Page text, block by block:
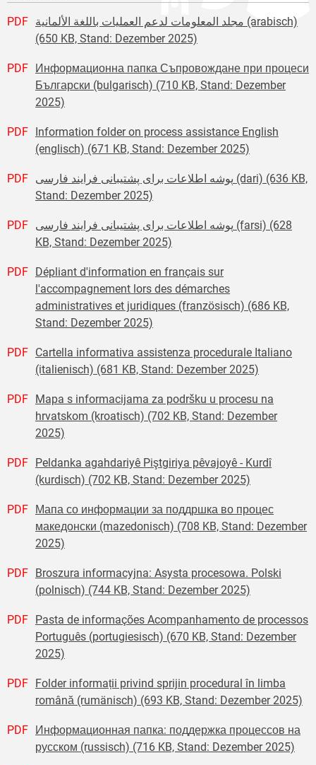
PDF مجلد المعلومات لدعم العمليات باللغة الألمانية (arabisch)
(650 KB, Stand: Dezember 2025)
PDF
Информационна папка Съпровождане при процеси
Български (bulgarisch) (710 KB, Stand: Dezember
2025)
PDF
Information folder on process assistance English
(englisch) (671 KB, Stand: Dezember 2025)
PDF پوشه اطلاعات برای پشتیبانی فرایند فارسی (dari) (636 KB,
Stand: Dezember 2025)
PDF پوشه اطلاعات برای پشتیبانی فرایند فارسی (farsi) (628
KB, Stand: Dezember 2025)
PDF
Dépliant d'information en français sur
l'accompagnement lors des démarches
administratives et juridiques (französisch) (686 KB,
Stand: Dezember 2025)
PDF Cartella informativa assistenza procedurale Italiano
(italienisch) (681 KB, Stand: Dezember 2025)
PDF
Mapa s informacijama za podršku u procesu na
hrvatskom (kroatisch) (702 KB, Stand: Dezember
2025)
PDF
Peldanka agahdariyê Piştgiriya pêvajoyê - Kurdî
(kurdisch) (702 KB, Stand: Dezember 2025)
PDF
Мапа со информации за поддршка во процес
македонски (mazedonisch) (708 KB, Stand: Dezember
2025)
PDF
Broszura informacyjna: Asysta procesowa. Polski
(polnisch) (744 KB, Stand: Dezember 2025)
PDF
Pasta de informações Acompanhamento de processos
Português (portugiesisch) (670 KB, Stand: Dezember
2025)
PDF
Folder informații privind sprijin procedural în limba
română (rumänisch) (693 KB, Stand: Dezember 2025)
PDF
Информационная папка: поддержка процессов на
русском (russisch) (716 KB, Stand: Dezember 2025)